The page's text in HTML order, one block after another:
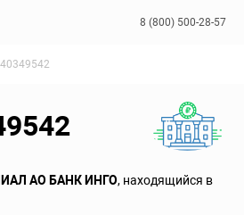
8 (800) 500-28-57
АО БАНК ИНГО, находящийся в